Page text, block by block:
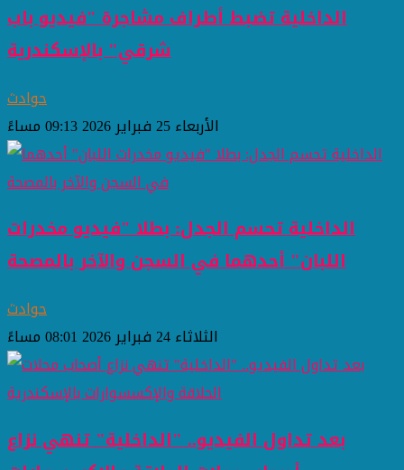
الداخلية تضبط أطراف مشاجرة "فيديو باب
شرقي" بالإسكندرية
حوادث
الأربعاء 25 فبراير 2026 09:13 مساءً
الداخلية تحسم الجدل: بطلا "فيديو مخدرات
اللبان" أحدهما في السجن والآخر بالمصحة
حوادث
الثلاثاء 24 فبراير 2026 08:01 مساءً
بعد تداول الفيديو.. "الداخلية" تنهي نزاع